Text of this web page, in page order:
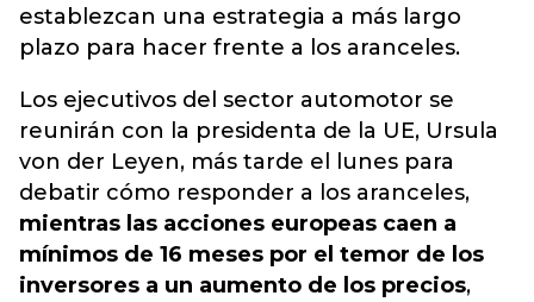
establezcan una estrategia a más largo
plazo para hacer frente a los aranceles.
Los ejecutivos del sector automotor se
reunirán con la presidenta de la UE, Ursula
von der Leyen, más tarde el lunes para
debatir cómo responder a los aranceles,
mientras las acciones europeas caen a
mínimos de 16 meses por el temor de los
inversores a un aumento de los precios,